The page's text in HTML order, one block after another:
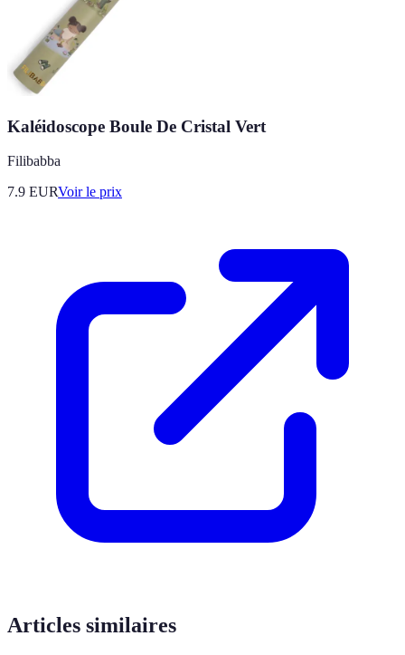
Kaléidoscope Boule De Cristal Vert
Filibabba
7.9 EURVoir le prix
Articles similaires